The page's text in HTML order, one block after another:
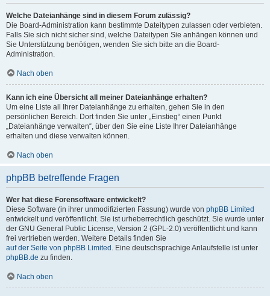
Welche Dateianhänge sind in diesem Forum zulässig?
Die Board-Administration kann bestimmte Dateitypen zulassen oder verbieten.
Falls Sie sich nicht sicher sind, welche Dateitypen Sie anhängen können und
Sie Unterstützung benötigen, wenden Sie sich bitte an die Board-
Administration.
Nach oben
Kann ich eine Übersicht all meiner Dateianhänge erhalten?
Um eine Liste all Ihrer Dateianhänge zu erhalten, gehen Sie in den
persönlichen Bereich. Dort finden Sie unter „Einstieg“ einen Punkt
„Dateianhänge verwalten“, über den Sie eine Liste Ihrer Dateianhänge
erhalten und diese verwalten können.
Nach oben
phpBB betreffende Fragen
Wer hat diese Forensoftware entwickelt?
Diese Software (in ihrer unmodifizierten Fassung) wurde von phpBB Limited
entwickelt und veröffentlicht. Sie ist urheberrechtlich geschützt. Sie wurde unter
der GNU General Public License, Version 2 (GPL-2.0) veröffentlicht und kann
frei vertrieben werden. Weitere Details finden Sie
auf der Seite von phpBB Limited . Eine deutschsprachige Anlaufstelle ist unter
phpBB.de zu finden.
Nach oben